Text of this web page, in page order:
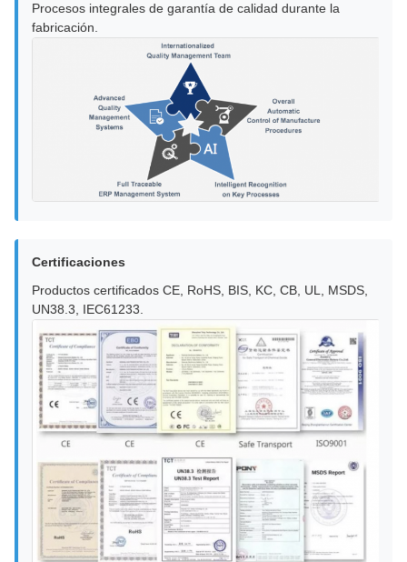
Procesos integrales de garantía de calidad durante la
fabricación.
Certificaciones
Productos certificados CE, RoHS, BIS, KC, CB, UL, MSDS,
UN38.3, IEC61233.